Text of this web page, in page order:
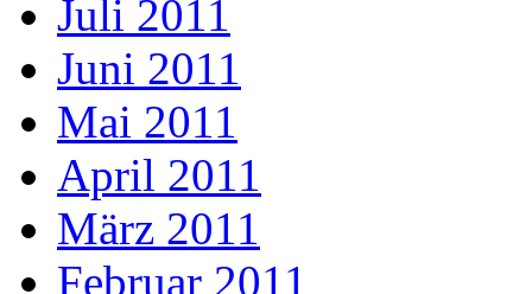
Juli 2011
Juni 2011
Mai 2011
April 2011
März 2011
Februar 2011